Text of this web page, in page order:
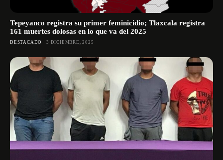
Tepeyanco registra su primer feminicidio; Tlaxcala registra
161 muertes dolosas en lo que va del 2025
DESTACADO 3 DICIEMBRE, 2025